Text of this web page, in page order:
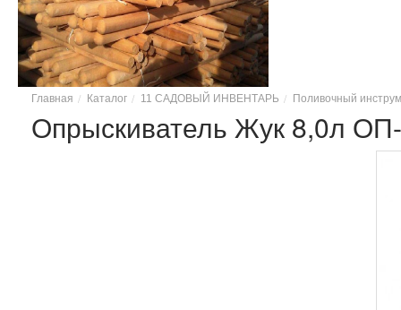
Главная Каталог 11 САДОВЫЙ ИНВЕНТАРЬ Поливочный
Опрыскиватель Жук 8,0л